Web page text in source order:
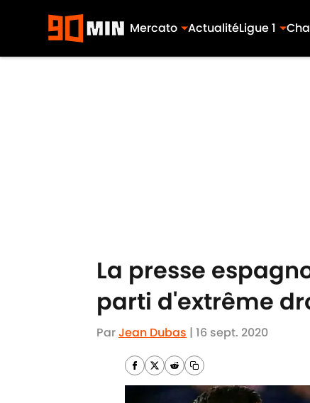
Mercato ActualitéLigue 1
La presse
parti d'extrême
ParJean Dubas | 16 sept. 2020